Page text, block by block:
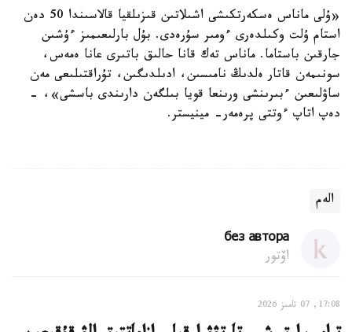
«ۇلى ماناس ەسكەرتكىشى اشىلاتىن قىزىلقيا قالاسىندا 50 دەن
استام ۇلت وكىلدەرى ءومىر سۇرەدى. بۇل بارلىعىمىز ءۇشىن
جارقىن باستاما. ماناس تەك قانا حالىق باتىرى عانا ەمەس،
سونىمەن قاتار ەلدىڭ نامىسىن، ادىلدىگىن، تۇراقتىلىعى مەن
ساۋلىعىن ءبىرىنشى ورىنعا قويا بىلگەن دارىندى باسشى»، -
دەپ اتاپ ءوتتى پرەمەر- مينيستر.
الەم
без автора
اۆتور
17:08, 07 تامىز 2026